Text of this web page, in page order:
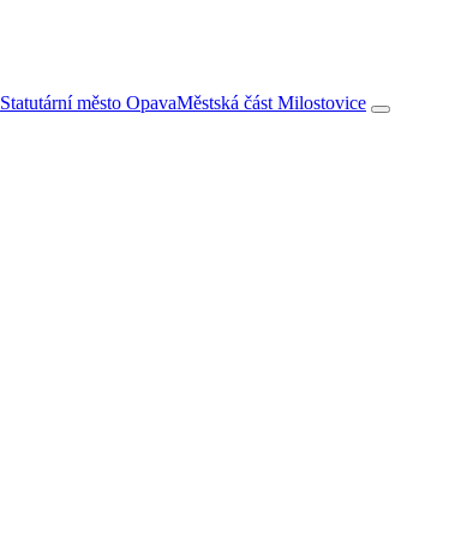
Statutární město OpavaMěstská část Milostovice